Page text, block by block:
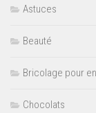
Astuces
Beauté
Bricolage pour
Chocolats